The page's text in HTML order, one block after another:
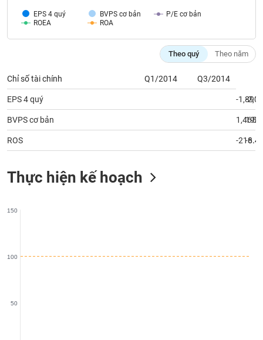
EPS 4 quý BVPS cơ bản
P/E cơ bản
ROEA
ROA
Theo quý Theo năm
Chỉ số tài chính Q1/2014 Q3/2014
EPS 4 quý -1,891
-
BVPS cơ bản 1,465
192
ROS - -
Thực hiện kế hoạch
50
100
150
Tất cả Người nội bộ Người liên quan Cổ đông lớn
Tin
tức
(-)
viết
của
(-)
cáo